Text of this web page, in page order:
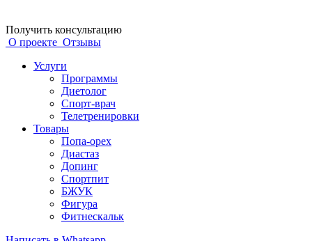
Получить консультацию
О проекте Отзывы
Услуги
Программы
Диетолог
Спорт-врач
Телетренировки
Товары
Попа-орех
Диастаз
Допинг
Спортпит
БЖУК
Фигура
Фитнескальк